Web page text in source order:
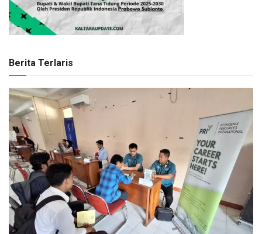
Berita Terlaris